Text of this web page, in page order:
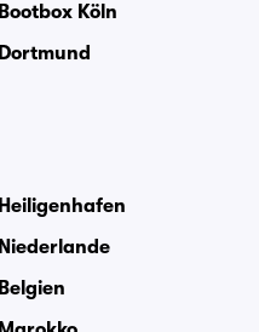
Bootbox Köln
Dortmund
Heiligenhafen
Niederlande
Belgien